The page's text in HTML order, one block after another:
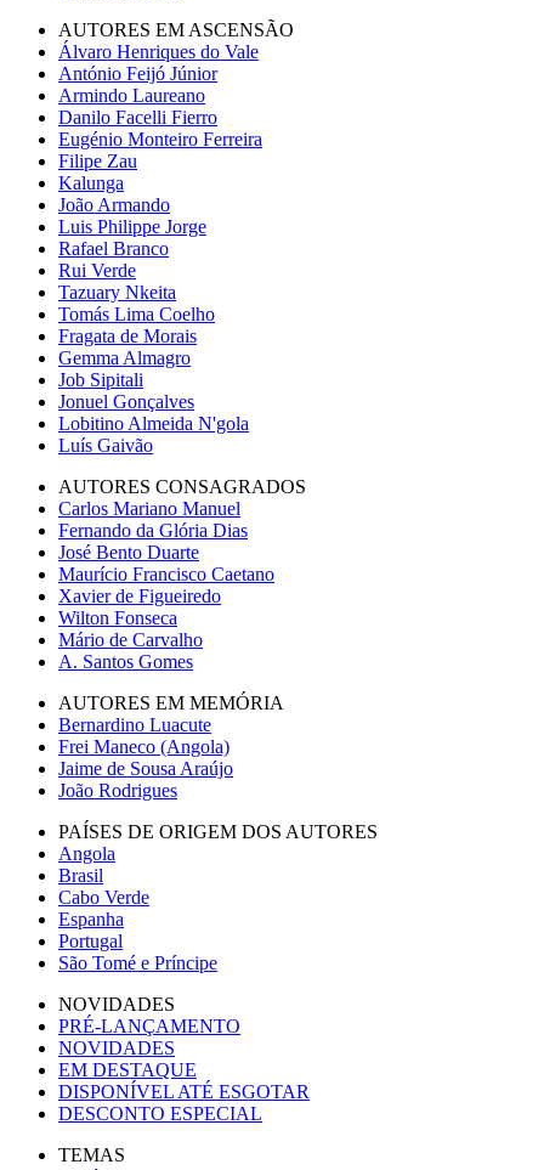
AUTORES EM ASCENSÃO
Álvaro Henriques do Vale
António Feijó Júnior
Armindo Laureano
Danilo Facelli Fierro
Eugénio Monteiro Ferreira
Filipe Zau
Kalunga
João Armando
Luis Philippe Jorge
Rafael Branco
Rui Verde
Tazuary Nkeita
Tomás Lima Coelho
Fragata de Morais
Gemma Almagro
Job Sipitali
Jonuel Gonçalves
Lobitino Almeida N'gola
Luís Gaivão
AUTORES CONSAGRADOS
Carlos Mariano Manuel
Fernando da Glória Dias
José Bento Duarte
Maurício Francisco Caetano
Xavier de Figueiredo
Wilton Fonseca
Mário de Carvalho
A. Santos Gomes
AUTORES EM MEMÓRIA
Bernardino Luacute
Frei Maneco (Angola)
Jaime de Sousa Araújo
João Rodrigues
PAÍSES DE ORIGEM DOS AUTORES
Angola
Brasil
Cabo Verde
Espanha
Portugal
São Tomé e Príncipe
NOVIDADES
PRÉ-LANÇAMENTO
NOVIDADES
EM DESTAQUE
DISPONÍVEL ATÉ ESGOTAR
DESCONTO ESPECIAL
TEMAS